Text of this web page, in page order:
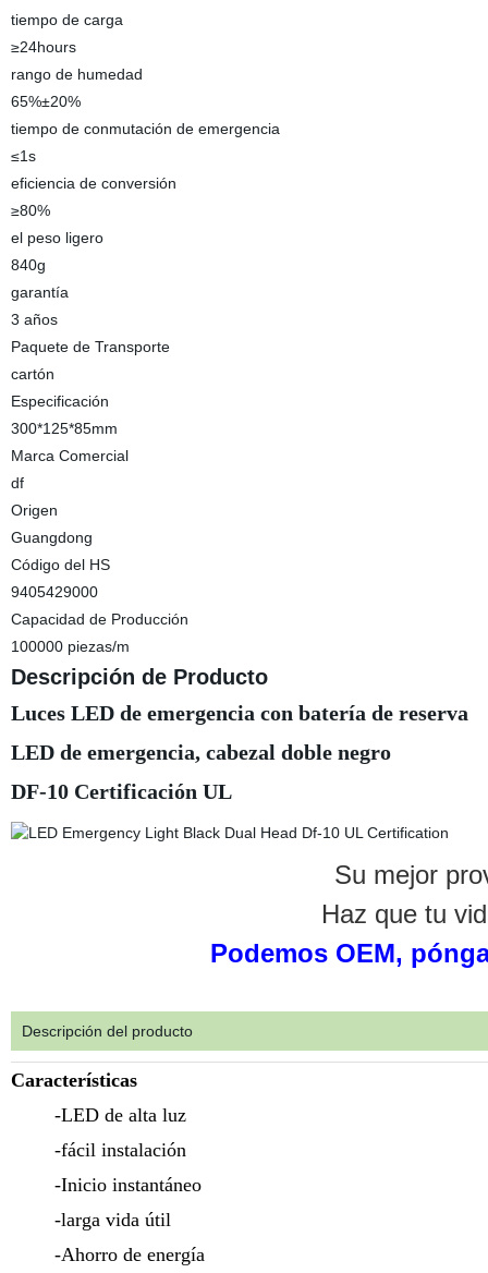
tiempo de carga
≥24hours
rango de humedad
65%±20%
tiempo de conmutación de emergencia
≤1s
eficiencia de conversión
≥80%
el peso ligero
840g
garantía
3 años
Paquete de Transporte
cartón
Especificación
300*125*85mm
Marca Comercial
df
Origen
Guangdong
Código del HS
9405429000
Capacidad de Producción
100000 piezas/m
Descripción de Producto
Luces LED de emergencia con batería de reserva
LED de emergencia, cabezal doble negro
DF-10 Certificación UL
Su mejor
Haz que tu
Podemos OEM,
Descripción del producto
Características
-LED de alta luz
-fácil instalación
-Inicio instantáneo
-larga vida útil
-Ahorro de energía